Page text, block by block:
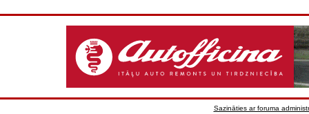
Sazināties ar foruma